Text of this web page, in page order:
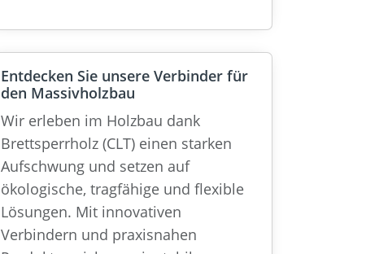
Entdecken Sie unsere Verbinder für
den Massivholzbau
Wir erleben im Holzbau dank
Brettsperrholz (CLT) einen starken
Aufschwung und setzen auf
ökologische, tragfähige und flexible
Lösungen. Mit innovativen
Verbindern und praxisnahen